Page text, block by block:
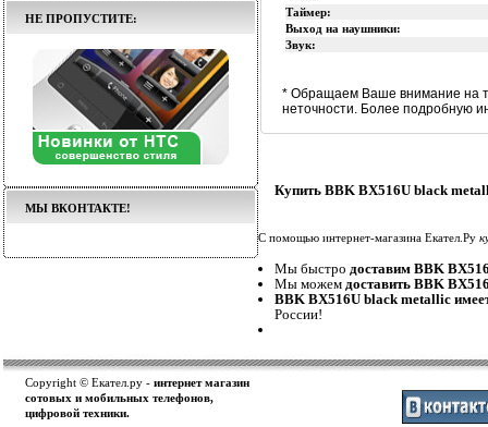
НЕ ПРОПУСТИТЕ:
МЫ ВКОНТАКТЕ!
Таймер:
Выход на наушники:
Звук:
* Обращаем Ваше внимание на
неточности. Более подробную
Купить BBK BX516U black
С помощью интернет-магазина Екател.Ру
Мы быстро доставим BBK
Мы можем доставить BBK
BBK BX516U black metallic
России!
Copyright © Екател.ру - интернет магазин
сотовых и мобильных телефонов,
цифровой техники.